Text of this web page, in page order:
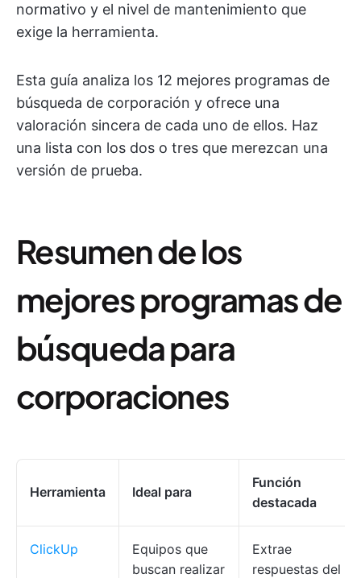
normativo y el nivel de mantenimiento que
exige la herramienta.
Esta guía analiza los 12 mejores programas de
búsqueda de corporación y ofrece una
valoración sincera de cada uno de ellos. Haz
una lista con los dos o tres que merezcan una
versión de prueba.
Resumen de los
mejores programas de
búsqueda para
corporaciones
Herramienta Ideal para
Función
destacada
ClickUp
Equipos que
buscan realizar
Extrae
respuestas del